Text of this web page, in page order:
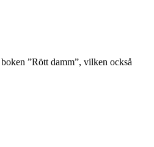
”Rött damm”, vilken också